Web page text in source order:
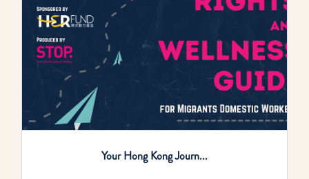
Your Hong Kong Journ...